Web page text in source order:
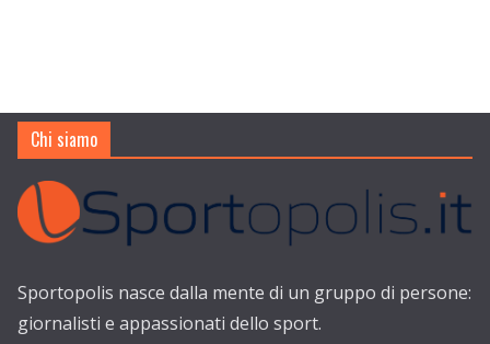
Chi siamo
Sportopolis nasce dalla mente di un gruppo di persone:
giornalisti e appassionati dello sport.